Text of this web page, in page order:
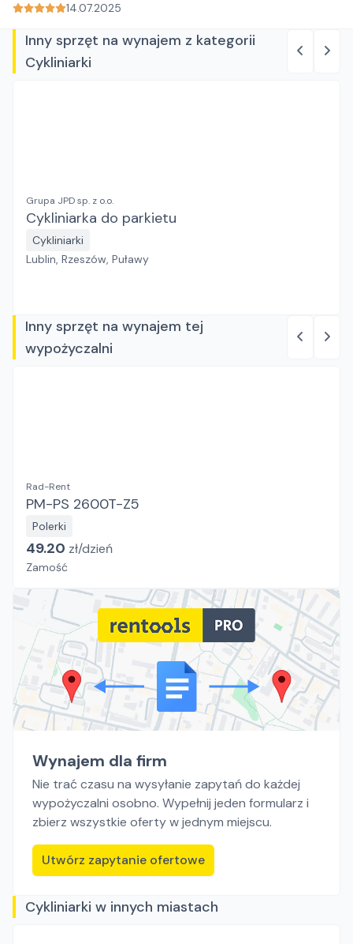
14.07.2025
Inny sprzęt na wynajem z kategorii
Cykliniarki
Grupa JPD sp. z o.o.
Cykliniarka do parkietu
Cykliniarki
Lublin, Rzeszów, Puławy
Inny sprzęt na wynajem tej
wypożyczalni
Rad-Rent
PM-PS 2600T-Z5
Polerki
49.20 zł/dzień
Zamość
Wynajem dla firm
Nie trać czasu na wysyłanie zapytań do każdej
wypożyczalni osobno. Wypełnij jeden formularz i
zbierz wszystkie oferty w jednym miejscu.
Utwórz zapytanie ofertowe
Cykliniarki w innych miastach